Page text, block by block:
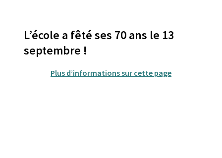
L’école a fêté ses 70 ans le 13
septembre !
Plus d’informations sur cette page